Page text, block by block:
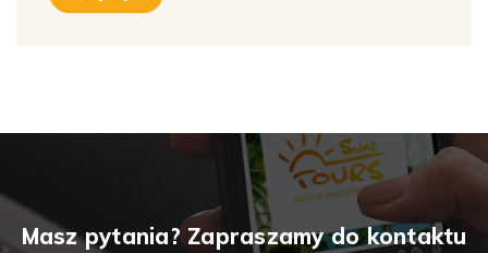
Masz pytania? Zapraszamy do kontaktu